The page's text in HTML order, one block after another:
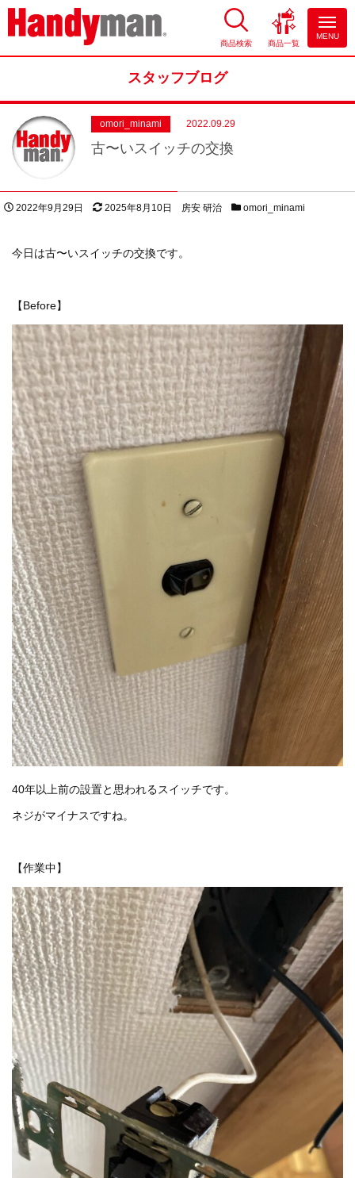
お風呂やキッチンのリフォーム
商品検索 商品一覧
MENU
スタッフブログ
omori_minami 2022.09.29
古〜いスイッチの交換
投稿日
2022年9月29日 更新日
2025年8月10日 著者
房安 研治 スタッフブログカテゴリー
omori_minami
今日は古〜いスイッチの交換です。
【Before】
40年以上前の設置と思われるスイッチです。
ネジがマイナスですね。
【作業中】